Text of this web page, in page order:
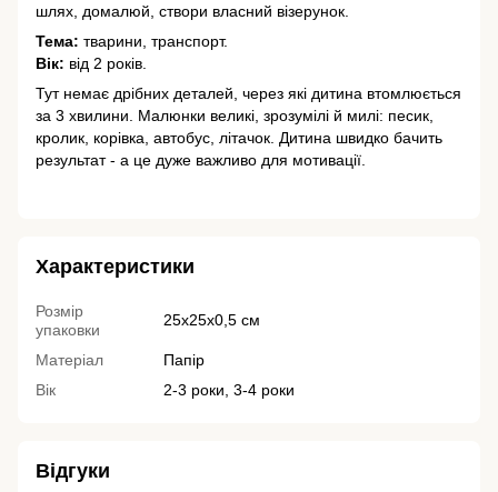
шлях, домалюй, створи власний візерунок.
Тема: тварини, транспорт.
Вік: від 2 років.
Тут немає дрібних деталей, через які дитина втомлюється
за 3 хвилини. Малюнки великі, зрозумілі й милі: песик,
кролик, корівка, автобус, літачок. Дитина швидко бачить
результат - а це дуже важливо для мотивації.
Характеристики
Розмір
упаковки
25х25х0,5 см
Матеріал
Папір
Вік
2-3 роки, 3-4 роки
Відгуки